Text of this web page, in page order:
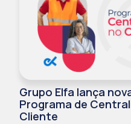
Grupo Elfa lança
Programa de
Cliente